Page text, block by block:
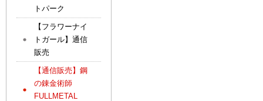
トパーク
【フラワーナイ
トガール】通信
販売
【通信販売】鋼
の錬金術師
FULLMETAL